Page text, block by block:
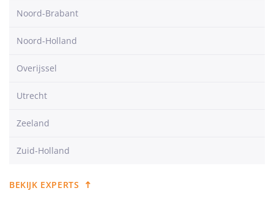
Noord-Brabant
Noord-Holland
Overijssel
Utrecht
Zeeland
Zuid-Holland
BEKIJK EXPERTS